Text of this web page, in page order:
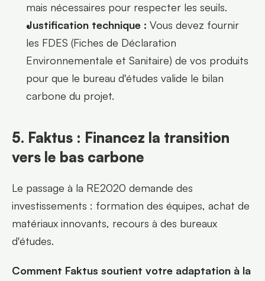
mais nécessaires pour respecter les seuils.
Justification technique : Vous devez fournir
les FDES (Fiches de Déclaration
Environnementale et Sanitaire) de vos produits
pour que le bureau d'études valide le bilan
carbone du projet.
5. Faktus : Financez la transition
vers le bas carbone
Le passage à la RE2020 demande des
investissements : formation des équipes, achat de
matériaux innovants, recours à des bureaux
d'études.
Comment Faktus soutient votre adaptation à la